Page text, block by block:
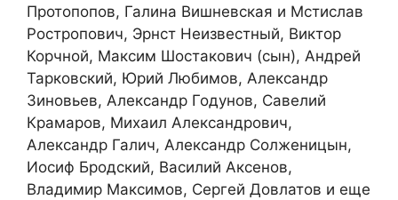
Протопопов, Галина Вишневская и Мстислав
Ростропович, Эрнст Неизвестный, Виктор
Корчной, Максим Шостакович (сын), Андрей
Тарковский, Юрий Любимов, Александр
Зиновьев, Александр Годунов, Савелий
Крамаров, Михаил Александрович,
Александр Галич, Александр Солженицын,
Иосиф Бродский, Василий Аксенов,
Владимир Максимов, Сергей Довлатов и еще